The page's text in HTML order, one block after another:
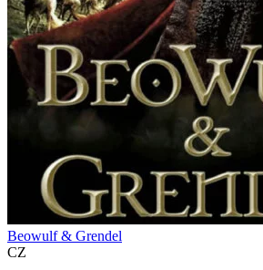
Beowulf & Grendel
CZ